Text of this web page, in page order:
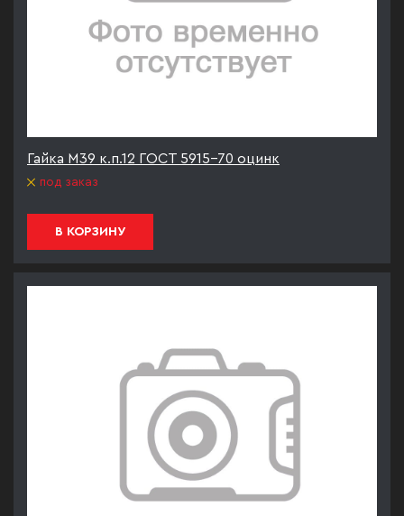
Гайка М39 к.п.12 ГОСТ 5915-70 оцинк
под заказ
В КОРЗИНУ